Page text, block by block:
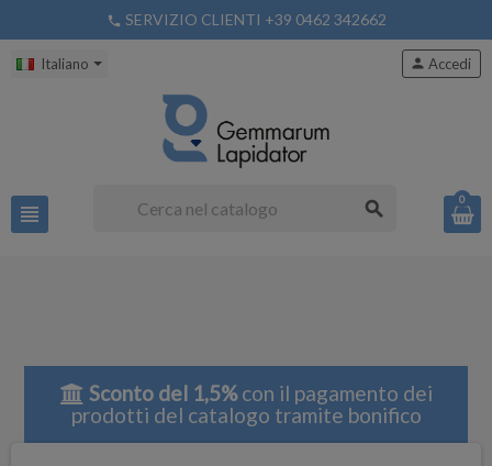
phone SERVIZIO CLIENTI +39 0462 342662
Italiano
view_headline search
person Accedi
0
Sconto del 1,5%con il pagamento dei
prodotti del catalogo tramite bonifico